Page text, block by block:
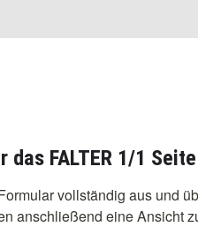
das FALTER 1/1
vollständig aus und
anschließend eine Ansicht